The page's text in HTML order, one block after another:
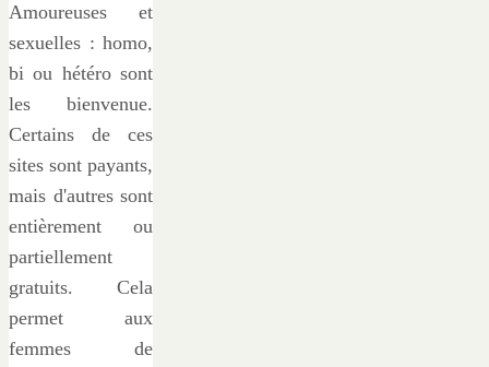
Amoureuses et
sexuelles : homo,
bi ou hétéro sont
les bienvenue.
Certains de ces
sites sont payants,
mais d'autres sont
entièrement ou
partiellement
gratuits. Cela
permet aux
femmes de